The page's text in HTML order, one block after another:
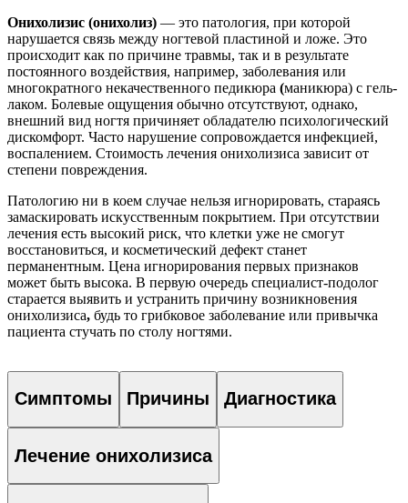
Удаление вросшего ногтя
Лечение трещин
Изготовление межпальцевых ортезов
Протезирование ногтей
Медицинский педикюр у подолога
Удаление стержневого мозоля
Лечение онихолизиса
Лечение онихогрифоза
Студия загара
Онихолизис (онихолиз) — это патология, при которой
нарушается связь между ногтевой пластиной и ложе. Это
происходит как по причине травмы, так и в результате
постоянного воздействия, например, заболевания или
многократного некачественного педикюра (маникюра) с гель-
лаком. Болевые ощущения обычно отсутствуют, однако,
внешний вид ногтя причиняет обладателю психологический
дискомфорт. Часто нарушение сопровождается инфекцией,
воспалением. Стоимость лечения онихолизиса зависит от
степени повреждения.
Патологию ни в коем случае нельзя игнорировать, стараясь
замаскировать искусственным покрытием. При отсутствии
лечения есть высокий риск, что клетки уже не смогут
восстановиться, и косметический дефект станет
перманентным. Цена игнорирования первых признаков
может быть высока. В первую очередь специалист-подолог
старается выявить и устранить причину возникновения
онихолизиса, будь то грибковое заболевание или привычка
пациента стучать по столу ногтями.
Симптомы Причины Диагностика
Лечение онихолизиса